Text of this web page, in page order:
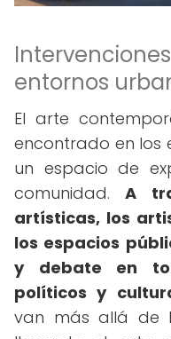
entornos
El arte
encontrado en los
un espacio de
comunidad.A
artísticas, los
los espacios
y debate en
políticos y
van más allá de